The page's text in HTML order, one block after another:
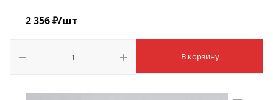
2 356₽/шт
В корзину